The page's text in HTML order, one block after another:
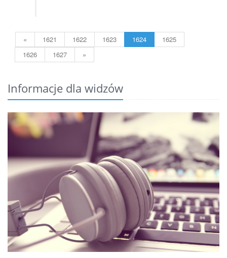
« 1621 1622 1623 1624
1625
1626
1627 »
Informacje dla widzów